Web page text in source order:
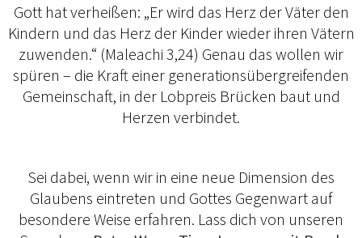
Gott hat verheißen: „Er wird das Herz der Väter den
Kindern und das Herz der Kinder wieder ihren Vätern
zuwenden.“ (Maleachi 3,24) Genau das wollen wir
spüren – die Kraft einer generationsübergreifenden
Gemeinschaft, in der Lobpreis Brücken baut und
Herzen verbindet.
Sei dabei, wenn wir in eine neue Dimension des
Glaubens eintreten und Gottes Gegenwart auf
besondere Weise erfahren. Lass dich von unseren